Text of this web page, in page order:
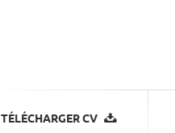
TÉLÉCHARGER CV